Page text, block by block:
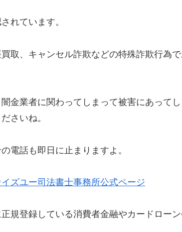
れています。
取、キャンセル詐欺などの特殊詐欺行為
金業者に関わってしまって被害にあって
さいね。
電話も即日に止まりますよ。
ズユー司法書士事務所公式ページ
規登録している消費者金融やカードローン